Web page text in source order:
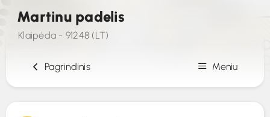
Martinu padelis
Klaipėda - 91248 (LT)
Pagrindinis Meniu